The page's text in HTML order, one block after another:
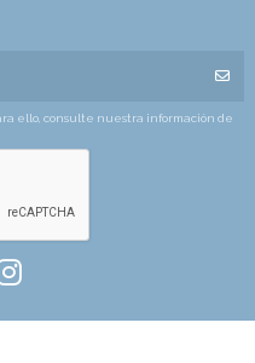
ello, consulte nuestra información de